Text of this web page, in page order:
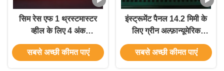
सिम रेस एफ 1 थ्रस्टमास्टर
व्हील के लिए 4 अंक
अल्फान्यूमेरिक एलईडी डिस्प्ले
आम एनोड
सबसे अच्छी कीमत पाएं
इंस्ट्रूमेंट पैनल 14.2 मिमी के
लिए ग्रीन अल्फ़ान्यूमेरिक
ट्रिपल-डिजिट 14 सेगमेंट
एलईडी डिस्प्ले
सबसे अच्छी कीमत पाएं